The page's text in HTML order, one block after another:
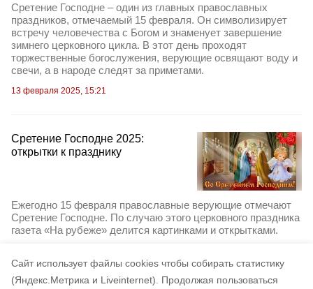
Cайт использует файлы cookies чтобы собирать статистику
(Яндекс.Метрика и Liveinternet).
Продолжая пользоваться
Сретение Господне – один из главных православных
праздников, отмечаемый 15 февраля. Он символизирует
встречу человечества с Богом и знаменует завершение
зимнего церковного цикла. В этот день проходят
торжественные богослужения, верующие освящают воду и
свечи, а в народе следят за приметами.
13 февраля 2025, 15:21
Сретение Господне 2025:
открытки к празднику
Ежегодно 15 февраля православные верующие отмечают
Сретение Господне. По случаю этого церковного праздника
газета «На рубеже» делится картинками и открытками.